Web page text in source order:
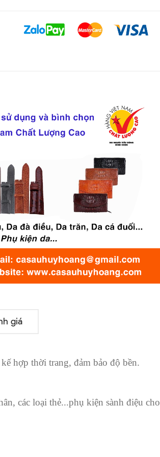
giá
hợp thời trang, đảm bảo độ bền.
các loại thẻ...phụ kiện sành điệu cho